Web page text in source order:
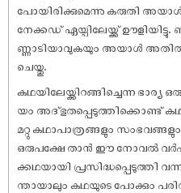
പോയിരിക്കുമെന്നു കരുതി
നേക്കഡ് ഏയ്പിലേയ്ക്ക്
ണ്ണാടിയാവുകയും അയാൾ
ചെയ്തു.
കഥയിലേയ്ക്കിറങ്ങിച്ചെന്ന
യം അദ്ഭുതപ്പെടുത്തിക്കൊണ്ട്
മറ്റു കഥാപാത്രങ്ങളും
ഒരുപക്ഷേ താൻ ഈ നോവൽ
ക്കഥയായി പ്രസിദ്ധപ്പെടുത്തി
ന്തായാലും കഥയുടെ പോക്കും